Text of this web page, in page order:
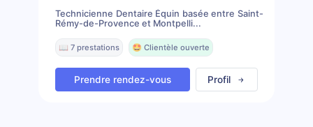
Technicienne Dentaire Équin basée entre Saint-
Rémy-de-Provence et Montpelli...
📖 7 prestations 🤩 Clientèle ouverte
Prendre rendez-vous Profil